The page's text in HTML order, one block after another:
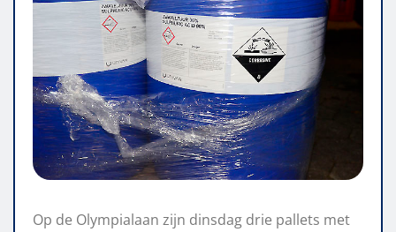
Op de Olympialaan zijn dinsdag drie pallets met